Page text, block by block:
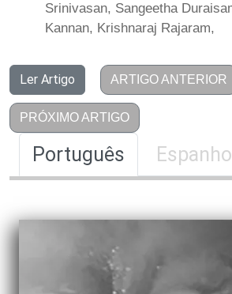
Srinivasan, Sangeetha
Kannan, Krishnaraj Rajaram,
Ler Artigo ARTIGO ANTERIOR
PRÓXIMO ARTIGO
Português Espanhol